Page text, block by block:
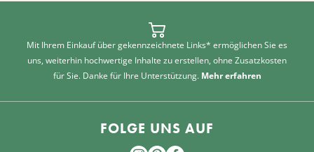
Mit Ihrem Einkauf über gekennzeichnete Links* ermöglichen Sie es
uns, weiterhin hochwertige Inhalte zu erstellen, ohne Zusatzkosten
für Sie. Danke für Ihre Unterstützung. Mehr erfahren
FOLGE UNS AUF